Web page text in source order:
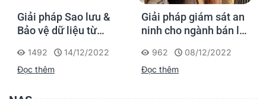
Giải pháp Sao lưu &
Bảo vệ dữ liệu từ
1492
14/12/2022
Đọc thêm
Giải pháp giám sát an
ninh cho ngành bán lẻ
962
08/12/2022
Đọc thêm